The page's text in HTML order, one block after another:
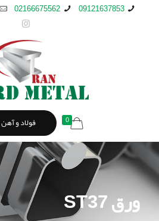
09121637853
02166675562
0 فولاد و آهن
ورق ST37